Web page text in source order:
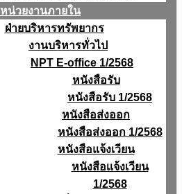
หน่วยงานภายใน
ฝ่ายบริหารทรัพยากร
งานบริหารทั่วไป
NPT E-office 1/2568
หนังสือรับ
หนังสือรับ 1/2568
หนังสือส่งออก
หนังสือส่งออก 1/2568
หนังสือแจ้งเวียน
หนังสือเเจ้งเวียน
1/2568